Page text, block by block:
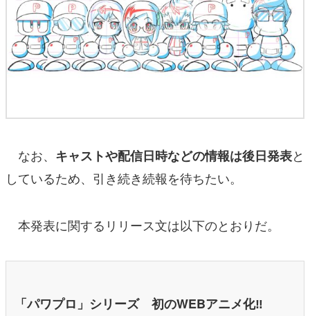
なお、 キャストや配信日時などの情報は後日発表と
しているため、引き続き続報を待ちたい。
本発表に関するリリース文は以下のとおりだ。
「パワプロ」シリーズ 初のWEBアニメ化‼